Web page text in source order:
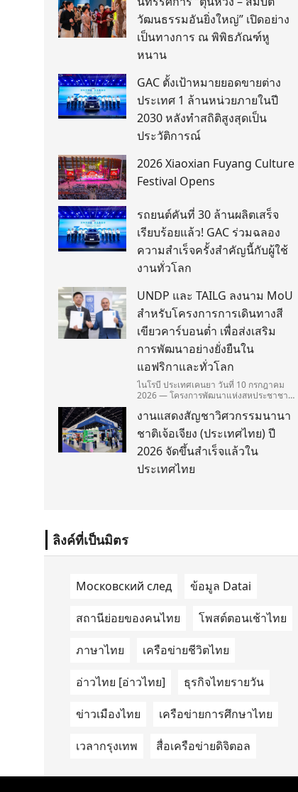
วัฒนธรรมอันยิ่งใหญ่” เปิดอย่าง
เป็นทางการ ณ พิพิธภัณฑ์หู
หนาน
GAC ตั้งเป้าหมายยอดขายต่าง
ประเทศ 1 ล้านหน่วยภายในปี
2030 หลังทำสถิติสูงสุดเป็น
ประวัติการณ์
2026 Xiaoxian Fuyang Culture
Festival Opens
รถยนต์คันที่ 30 ล้านผลิตเสร็จ
เรียบร้อยแล้ว! GAC ร่วมฉลอง
ความสำเร็จครั้งสำคัญนี้กับผู้ใช้
งานทั่วโลก
UNDP และ TAILG ลงนาม MoU
สำหรับโครงการการเดินทางสี
เขียวคาร์บอนต่ำ เพื่อส่งเสริม
การพัฒนาอย่างยั่งยืนใน
แอฟริกาและทั่วโลก
ไนโรบี ประเทศเคนยา วันที่ 10 กรกฎาคม
2026 — โครงการพัฒนาแห่งสหประชาชาติ
Programme/UNDP) และ TAILG บริษัทชั้น
นำด้านการเดินทางด้วยพลังงานไฟฟ้า ได้
ลงนามในบันทึกความเข้าใจ
(Memorandum of Understanding/MOU)
อย่างเป็นทางการในประเทศเคนยา เกี่ยวกับ
Green Mobility Centre of Excellence
งานแสดงสัญชาวิศวกรรมนานา
ชาติเจ้อเจียง (ประเทศไทย) ปี
2026 จัดขึ้นสำเร็จแล้วใน
ประเทศไทย
ลิงค์ที่เป็นมิตร
Московский след ข้อมูล Datai
สถานีย่อยของคนไทย โพสต์ตอนเช้าไทย
ภาษาไทย เครือข่ายชีวิตไทย
อ่าวไทย [อ่าวไทย] ธุรกิจไทยรายวัน
ข่าวเมืองไทย เครือข่ายการศึกษาไทย
เวลากรุงเทพ สื่อเครือข่ายดิจิตอล